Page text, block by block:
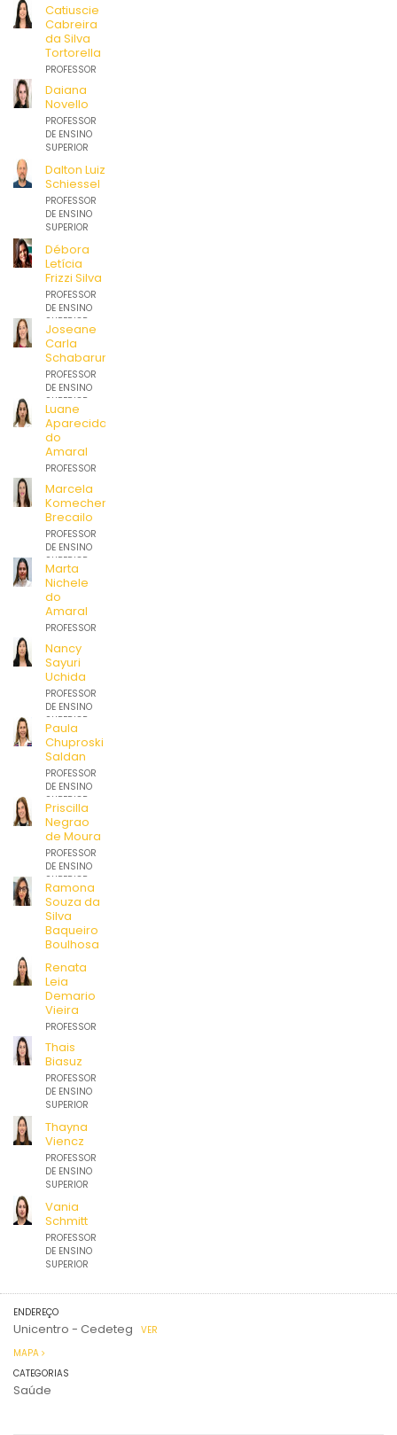
Catiuscie
Cabreira
da Silva
Tortorella
PROFESSOR
SUPERIOR
Daiana
Novello
PROFESSOR
DE ENSINO
SUPERIOR
Dalton Luiz
Schiessel
PROFESSOR
DE ENSINO
SUPERIOR
Débora
Letícia
Frizzi Silva
PROFESSOR
DE ENSINO
SUPERIOR
Joseane
Carla
Schabarum
PROFESSOR
DE ENSINO
SUPERIOR
Luane
Aparecida
do
Amaral
PROFESSOR
SUPERIOR
Marcela
Komechen
Brecailo
PROFESSOR
DE ENSINO
SUPERIOR
Marta
Nichele
do
Amaral
PROFESSOR
SUPERIOR
Nancy
Sayuri
Uchida
PROFESSOR
DE ENSINO
SUPERIOR
Paula
Chuproski
Saldan
PROFESSOR
DE ENSINO
SUPERIOR
Priscilla
Negrao
de Moura
PROFESSOR
DE ENSINO
SUPERIOR
Ramona
Souza da
Silva
Baqueiro
Boulhosa
PROFESSOR
DE ENSINO
SUPERIOR
Renata
Leia
Demario
Vieira
PROFESSOR
SUPERIOR
Thais
Biasuz
PROFESSOR
DE ENSINO
SUPERIOR
Thayna
Viencz
PROFESSOR
DE ENSINO
SUPERIOR
Vania
Schmitt
PROFESSOR
DE ENSINO
SUPERIOR
ENDEREÇO
Unicentro - Cedeteg
VER
MAPA
CATEGORIAS
Saúde